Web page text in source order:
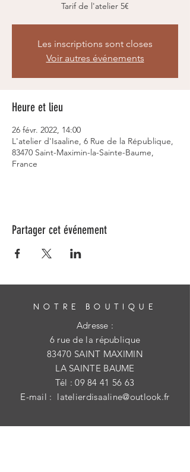
Tarif de l'atelier 5€
Les inscriptions sont closes
Voir autres événements
Heure et lieu
26 févr. 2022, 14:00
L'atelier d'Isaaline, 6 Rue de la République,
83470 Saint-Maximin-la-Sainte-Baume,
France
Partager cet événement
NOTRE BOUTIQUE
Adresse :
6 rue de la république
83470 SAINT MAXIMIN
LA SAINTE BAUME
Tél :09 84 41 56 63
E-mail : latelierdisaaline@outlook.fr